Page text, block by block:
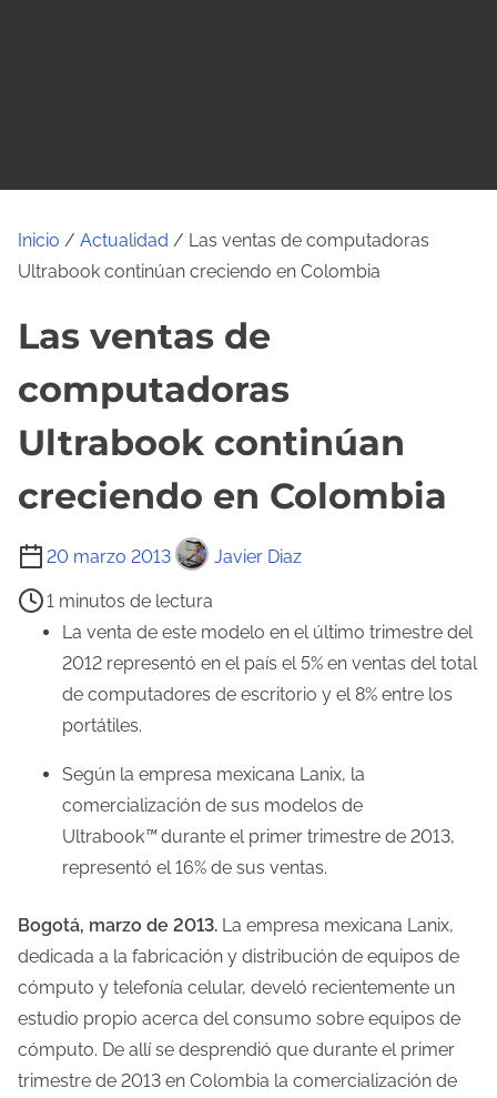
Inicio / Actualidad / Las ventas de computadoras
Ultrabook continúan creciendo en Colombia
Las ventas de
computadoras
Ultrabook continúan
creciendo en Colombia
20 marzo 2013 Javier Diaz
T
e
u
r
a
d
e
l
1 minutos de lectura
La venta de este modelo en el último trimestre del
2012 representó en el país el 5% en ventas del total
de computadores de escritorio y el 8% entre los
portátiles.
Según la empresa mexicana Lanix, la
comercialización de sus modelos de
Ultrabook™durante el primer trimestre de 2013,
representó el 16% de sus ventas.
Bogotá, marzo de 2013. La empresa mexicana Lanix,
dedicada a la fabricación y distribución de equipos de
cómputo y telefonía celular, develó recientemente un
estudio propio acerca del consumo sobre equipos de
cómputo. De allí se desprendió que durante el primer
trimestre de 2013 en Colombia la comercialización de